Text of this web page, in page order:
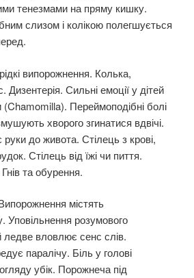
тенезмами на пряму кишку.
слизом і колікою полегшується
випорожнення. Колька,
Сильні емоції у дітей
Переймоподібні болі
хворого згинатися вдвічі.
руки до живота. Стілець з крові,
Стілець від їжі чи пиття.
та обурення.
містять
Уповільнення розумового
ледве вловлює сенс слів.
паралічу. Біль у голові
убік. Порожнеча під